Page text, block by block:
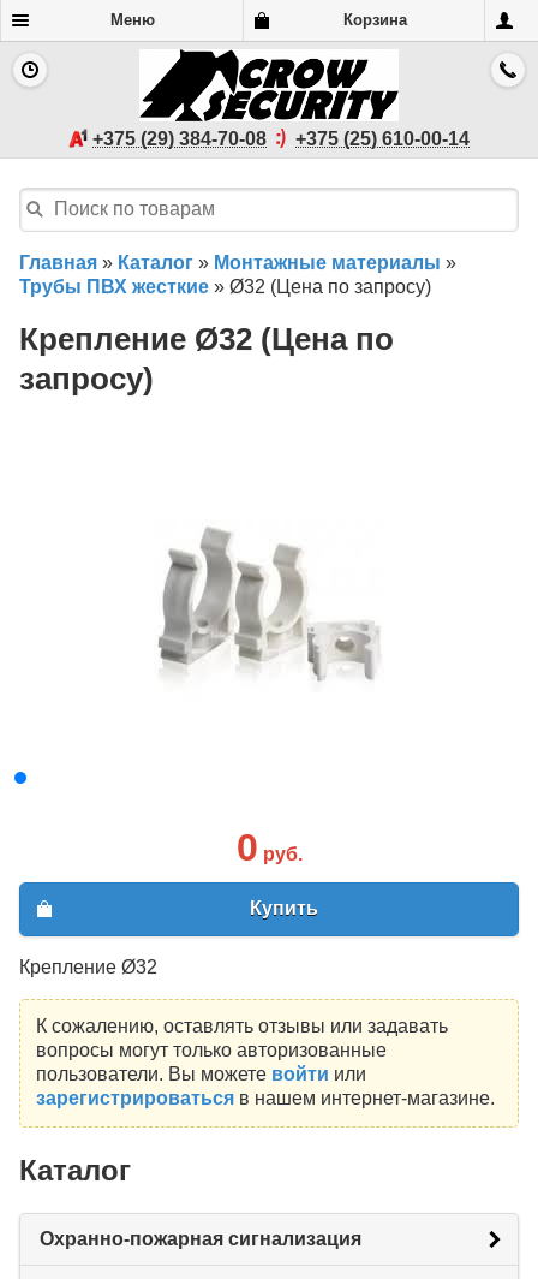
Меню Корзина
+375 (29) 384-70-08 +375 (25) 610-00-14
Главная » Каталог » Монтажные материалы »
Трубы ПВХ жесткие » Ø32 (Цена по запросу)
Крепление Ø32 (Цена по
запросу)
0 руб.
Купить
Крепление Ø32
К сожалению, оставлять отзывы или задавать
вопросы могут только авторизованные
пользователи. Вы можете войти или
зарегистрироватьсяв нашем интернет-магазине.
Каталог
Охранно-пожарная сигнализация